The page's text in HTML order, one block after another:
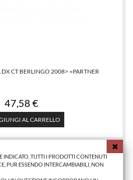
CT BERLINGO 2008> =PARTNER
47,58 €
AL CARRELLO
INDICATO, TUTTI I PRODOTTI CONTENUTI
PUR ESSENDO INTERCAMBIABILI, NON